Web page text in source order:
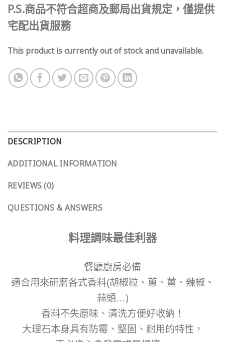
P.S.商品不符合超商及郵局出貨規定，僅提供
宅配出貨服務
This product is currently out of stock and unavailable.
DESCRIPTION
ADDITIONAL INFORMATION
REVIEWS (0)
QUESTIONS & ANSWERS
料理調味最佳利器
餐廳廚房必備
適合用來研磨各式香料(胡椒粒、蔥、薑、辣椒、
蒜頭…)
香料不失原味、清洗方便好收納！
大理石本身具有防霉、堅固、耐用的特性，